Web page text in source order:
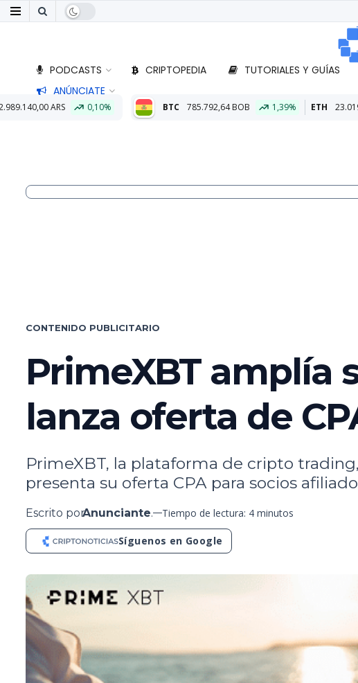
PODCASTS CRIPTOPEDIA TUTORIALES Y GUÍAS
ANÚNCIATE
BTC 785.792,64 BOB 1,39% ETH 23.019,80 BOB 1,82%
CONTENIDO PUBLICITARIO
PrimeXBT amplía
lanza oferta de
PrimeXBT, la plataforma de cripto
presenta su oferta CPA para socios
Escrito porAnunciante. Tiempo de lectura: 4 minutos
Síguenos en Google